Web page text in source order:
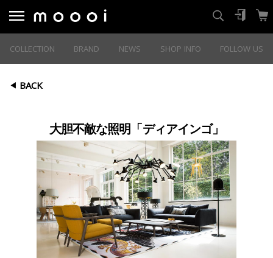
COLLECTION BRAND NEWS SHOP INFO FOLLOW US
BACK
大胆不敵な照明「ディアインゴ」